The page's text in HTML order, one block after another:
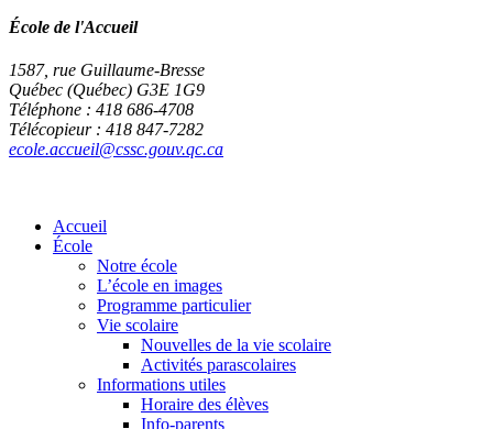
École de l'Accueil
1587, rue Guillaume-Bresse
Québec (Québec) G3E 1G9
Téléphone : 418 686-4708
Télécopieur : 418 847-7282
ecole.accueil@cssc.gouv.qc.ca
Accueil
École
Notre école
L’école en images
Programme particulier
Vie scolaire
Nouvelles de la vie scolaire
Activités parascolaires
Informations utiles
Horaire des élèves
Info-parents